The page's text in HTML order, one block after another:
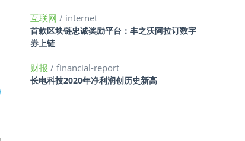
互联网 / internet
首款区块链忠诚奖励平台：丰之沃阿拉订数字
券上链
财报 / financial-report
长电科技2020年净利润创历史新高